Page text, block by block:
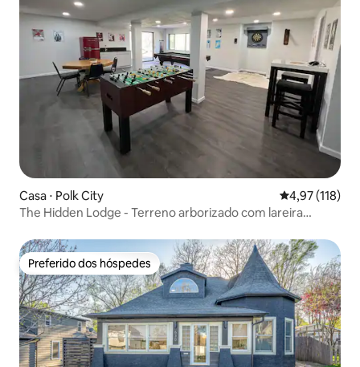
Casa ⋅ Polk City 4,97 de uma
4,97 (118)
The Hidden Lodge - Terreno arborizado com lareira
Preferido dos hóspedes
Preferido dos hóspedes